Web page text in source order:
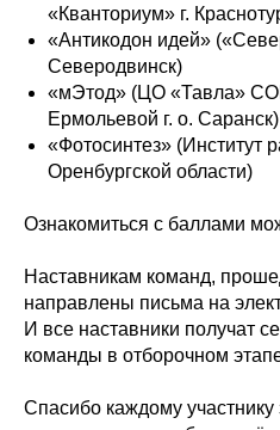
«Кванториум» г.
«Антикодон идей»
Северодвинск)
«мЭтод» (ЦО «Тавла»
Ермольевой г. о. Саранск)
«Фотосинтез» (Институт
Оренбургской области)
Ознакомиться с баллами
️Наставникам команд,
направлены письма на
И все наставники получат
команды в отборочном
Спасибо каждому участнику